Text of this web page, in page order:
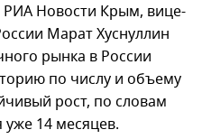
РИА Новости Крым, вице-
Марат Хуснуллин
рынка в России
по числу и объему
рост, по словам
14 месяцев.